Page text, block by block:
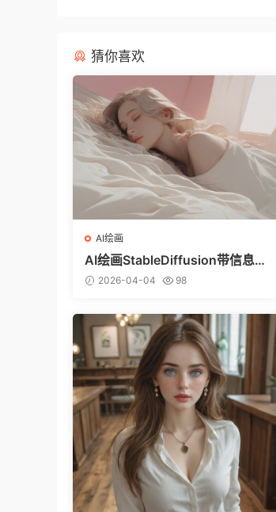
猜你喜欢
AI绘画
AI绘画StableDiffusion带信息样
图（civitai.com网站精选）-躺在
2026-04-04 98